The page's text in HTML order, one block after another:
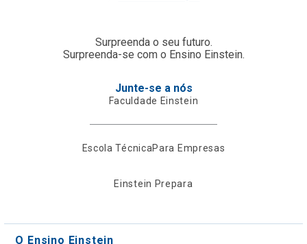
Surpreenda o seu futuro.
Surpreenda-se com o Ensino Einstein.
Junte-se a nós
Faculdade Einstein
Escola TécnicaPara Empresas
Einstein Prepara
O Ensino Einstein